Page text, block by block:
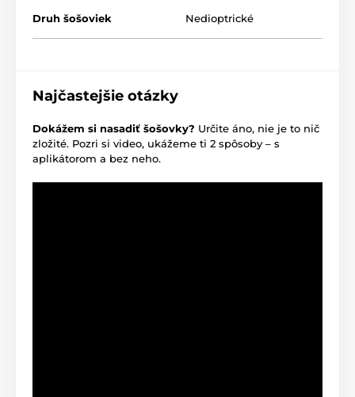
Druh šošoviek Nedioptrické
Najčastejšie otázky
Dokážem si nasadiť šošovky? Určite áno, nie je to nič
zložité. Pozri si video, ukážeme ti 2 spôsoby – s
aplikátorom a bez neho.